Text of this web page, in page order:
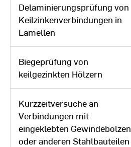
Delaminierungsprüfung von
Keilzinkenverbindungen in
Lamellen
Biegeprüfung von
keilgezinkten Hölzern
Kurzzeitversuche an
Verbindungen mit
eingeklebten Gewindebolzen
oder anderen Stahlbauteilen